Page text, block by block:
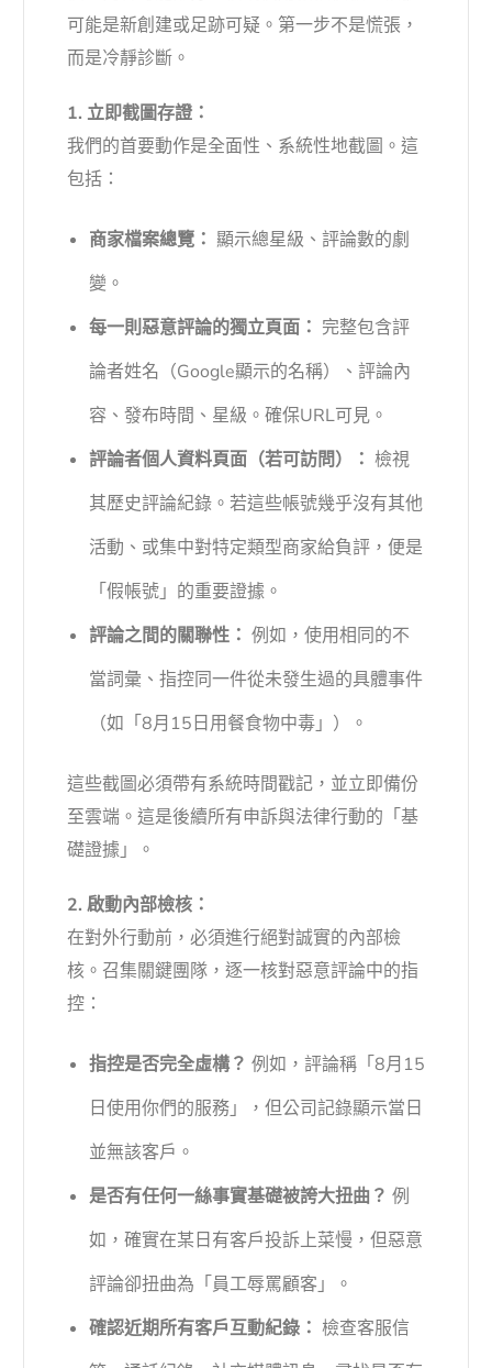
可能是新創建或足跡可疑。第一步不是慌張，
而是冷靜診斷。
1. 立即截圖存證：
我們的首要動作是全面性、系統性地截圖。這
包括：
商家檔案總覽： 顯示總星級、評論數的劇
變。
每一則惡意評論的獨立頁面： 完整包含評
論者姓名（Google顯示的名稱）、評論內
容、發布時間、星級。確保URL可見。
評論者個人資料頁面（若可訪問）： 檢視
其歷史評論紀錄。若這些帳號幾乎沒有其他
活動、或集中對特定類型商家給負評，便是
「假帳號」的重要證據。
評論之間的關聯性： 例如，使用相同的不
當詞彙、指控同一件從未發生過的具體事件
（如「8月15日用餐食物中毒」）。
這些截圖必須帶有系統時間戳記，並立即備份
至雲端。這是後續所有申訴與法律行動的「基
礎證據」。
2. 啟動內部檢核：
在對外行動前，必須進行絕對誠實的內部檢
核。召集關鍵團隊，逐一核對惡意評論中的指
控：
指控是否完全虛構？ 例如，評論稱「8月15
日使用你們的服務」，但公司記錄顯示當日
並無該客戶。
是否有任何一絲事實基礎被誇大扭曲？ 例
如，確實在某日有客戶投訴上菜慢，但惡意
評論卻扭曲為「員工辱罵顧客」。
確認近期所有客戶互動紀錄： 檢查客服信